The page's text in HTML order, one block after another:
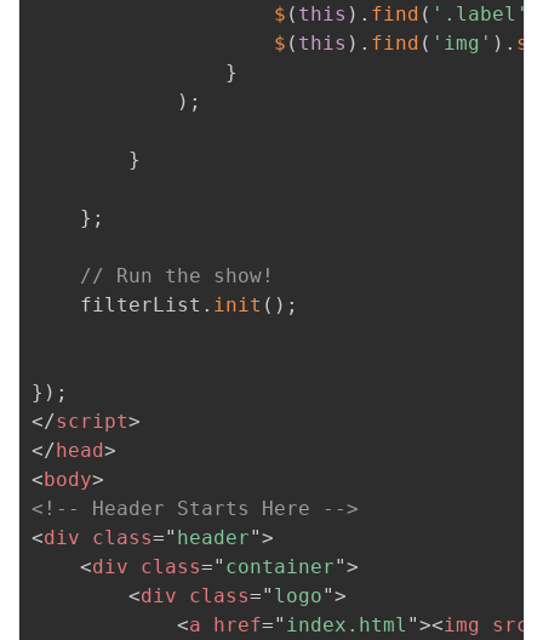
$ ( this ) . find ( '.label'
$ ( this ) . find ( 'img' ) .
}
) ;
}
} ;
// Run the show!
	filterList
. init ( ) ;
} ) ;
</script>
</head>
<body>
<!-- Header Starts Here -->
<div class=" header">
<div class=" container">
<div class=" logo">
<a href=" index.html "><img src